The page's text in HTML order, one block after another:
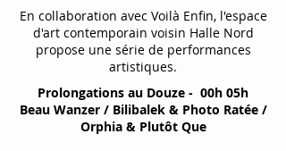
En collaboration avec Voilà Enfin, l'espace
d'art contemporain voisin Halle Nord
propose une série de performances
artistiques.
Prolongations au Douze - 00h 05h
Beau Wanzer / Bilibalek & Photo Ratée /
Orphia & Plutôt Que